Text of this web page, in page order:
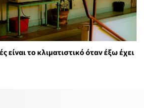
είναι το κλιματιστικό όταν έξω έχει